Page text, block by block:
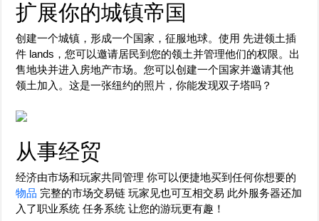
扩展你的城镇帝国
创建一个城镇，形成一个国家，征服地球。使用 先进领土插
件 lands，您可以邀请居民到您的领土并管理他们的权限。出
售地块并进入房地产市场。您可以创建一个国家并邀请其他
领土加入。这是一张纽约的照片，你能发现双子塔吗？
从事经贸
经济由市场和玩家共同管理 你可以便捷地买到任何你想要的
物品 完整的市场交易链 玩家见也可互相交易 此外服务器还加
入了职业系统 任务系统 让您的游玩更有趣！